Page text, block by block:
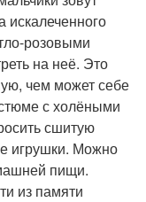
розовыми
на неё. Это
чем может себе
с холёными
сшитую
игрушки. Можно
пищи.
из памяти